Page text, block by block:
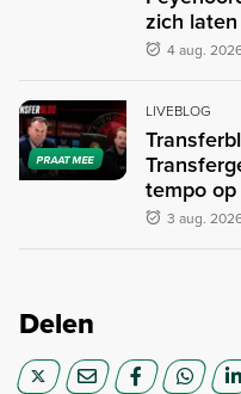
zich laten
4 aug.
PRAAT MEE
LIVEBLOG
tempo op
3 aug.
Delen